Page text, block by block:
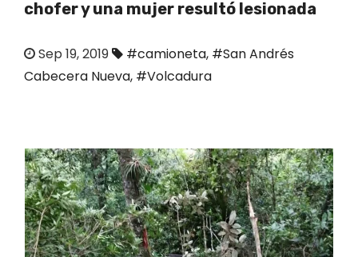
chofer y una mujer resultó lesionada
Sep 19, 2019 #camioneta, #San Andrés
Cabecera Nueva, #Volcadura